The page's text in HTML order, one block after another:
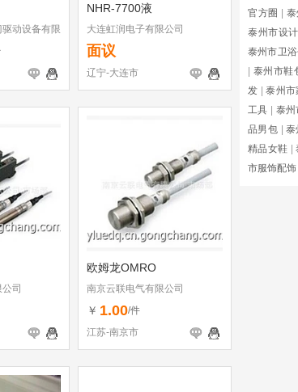
动设备有限
NHR-7700液
大连虹润电子有限公司
面议
辽宁-大连市
司
欧姆龙OMRO
南京云联电气有限公司
￥ 1.00/件
江苏-南京市
官方圈
泰州市设
泰州市卫
泰州市鞋
发
泰州市
工具
泰
品男包
泰
精品女鞋
市服饰配饰